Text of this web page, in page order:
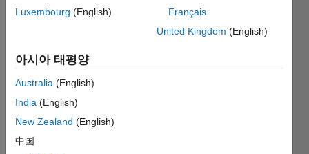
like to
know
possi
ble to
add
Luxembourg (English)
Français
United Kingdom (English)
아시아 태평양
Australia (English)
India (English)
New Zealand (English)
中国